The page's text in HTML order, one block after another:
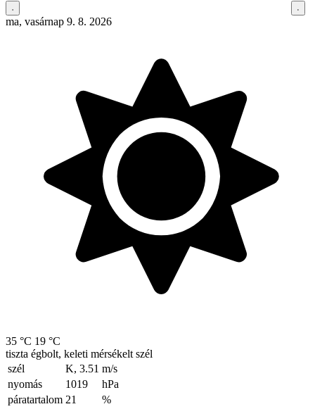
ma, vasárnap 9. 8. 2026
35 °C 19 °C
tiszta égbolt, keleti mérsékelt szél
szél
K, 3.51 m/s
nyomás
1019
hPa
páratartalom 21
%